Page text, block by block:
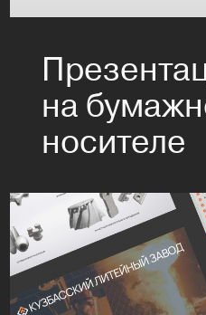
на
носителе